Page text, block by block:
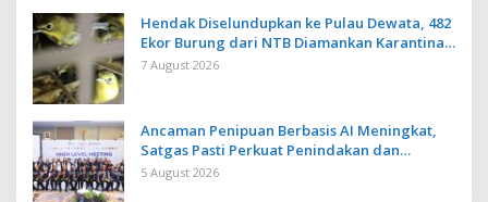
Hendak Diselundupkan ke Pulau Dewata, 482
Ekor Burung dari NTB Diamankan Karantina
Bali
7 August 2026
Ancaman Penipuan Berbasis AI Meningkat,
Satgas Pasti Perkuat Penindakan dan
Pengembangan Aplikasi Anti Penipuan
5 August 2026